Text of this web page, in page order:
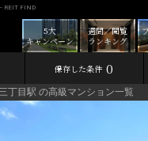
REIT FIND
週間／閲覧
ランキング
5大
キャンペーン
保存した条件 0
丁目駅 の高級マンション一覧